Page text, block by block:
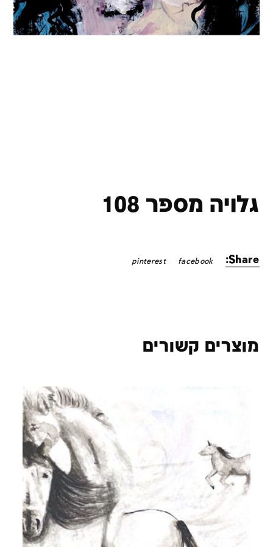
גלויה מספר 108
Share:
facebook
pinterest
מוצרים קשורים